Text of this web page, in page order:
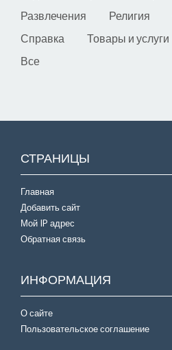
Развлечения
Религия
Справка
Товары и услуги
Все
СТРАНИЦЫ
Главная
Добавить сайт
Мой IP адрес
Обратная связь
ИНФОРМАЦИЯ
О сайте
Пользовательское соглашение